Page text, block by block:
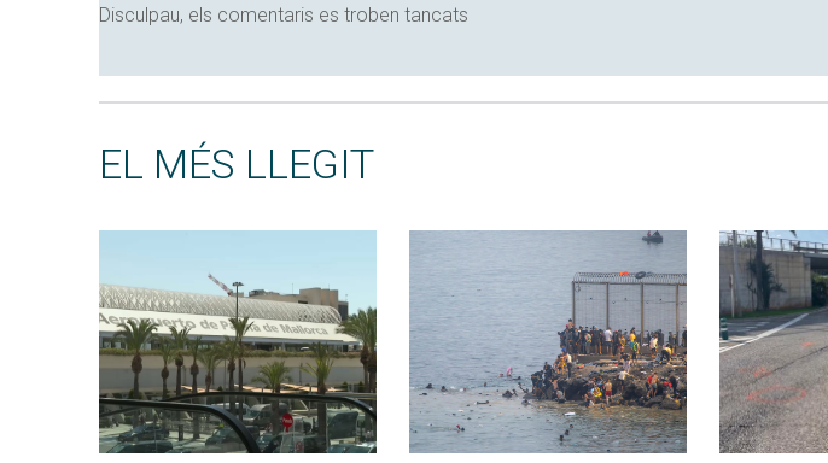
Disculpau, els comentaris es troben tancats
EL MÉS LLEGIT